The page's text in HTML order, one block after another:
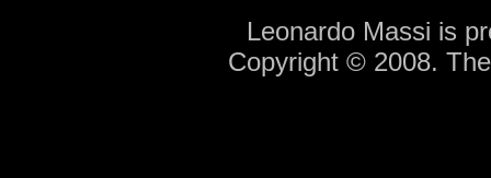
Leonardo Massi is
Copyright © 2008.